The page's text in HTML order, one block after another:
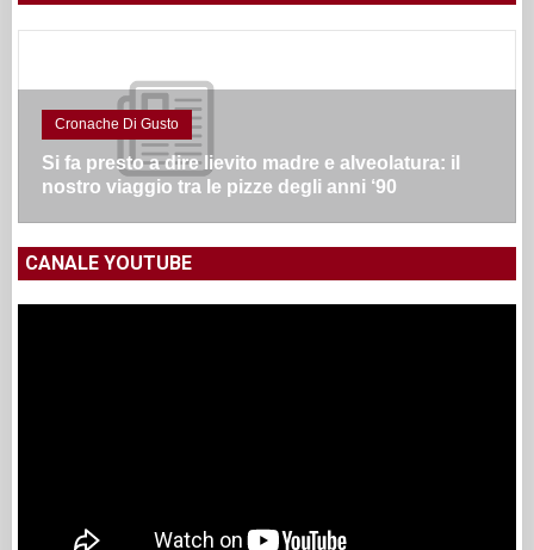
Cronache Di Gusto
Si fa presto a dire lievito madre e alveolatura: il
nostro viaggio tra le pizze degli anni ‘90
CANALE YOUTUBE